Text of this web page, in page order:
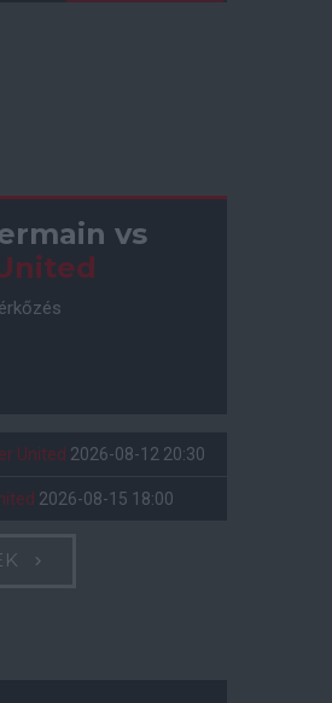
vs
United 2026-08-12 20:30
2026-08-15 18:00